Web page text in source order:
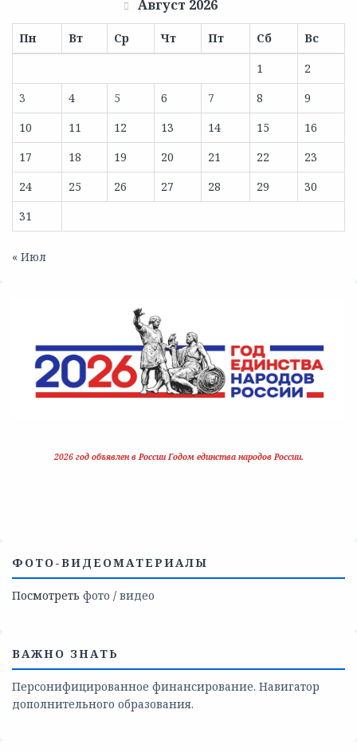
Август 2026
Пн Вт Ср Чт Пт Сб
Вс
1
2
3
4 5 6 7 8
9
10
11 12 13 14 15
16
17
18 19 20 21 22
23
24
25 26 27 28 29
30
31
« Июл
2026 год объявлен в России Годом единства народов России.
ФОТО-ВИДЕОМАТЕРИАЛЫ
Посмотреть фото / видео
ВАЖНО ЗНАТЬ
Персонифицированное финансирование. Навигатор
дополнительного образования.